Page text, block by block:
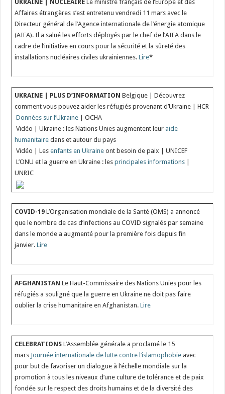
UKRAINE | NUCLEAIRE Le ministre français de l’Europe et des
Affaires étrangères s’est entretenu vendredi 11 mars avec le
Directeur général de l’Agence internationale de l’énergie atomique
(AIEA). Il a salué les efforts déployés par le chef de l’AIEA dans le
cadre de l’initiative en cours pour la sécurité et la sûreté des
installations nucléaires civiles ukrainiennes.Lire*
UKRAINE | PLUS D’INFORMATION Belgique | Découvrez
comment vous pouvez aider les réfugiés provenant d’Ukraine | HCR
Données sur l’Ukraine | OCHA
Vidéo | Ukraine : les Nations Unies augmentent leur aide
humanitaire dans et autour du pays
Vidéo | Lesenfants en Ukraine ont besoin de paix | UNICEF
L’ONU et la guerre en Ukraine : lesprincipales informations
UNRIC
COVID-19 L’Organisation mondiale de la Santé (OMS) a annoncé
que le nombre de cas d’infections au COVID signalés par semaine
dans le monde a augmenté pour la première fois depuis fin
janvier.Lire
AFGHANISTAN Le Haut-Commissaire des Nations Unies pour les
réfugiés a souligné que la guerre en Ukraine ne doit pas faire
oublier la crise humanitaire en Afghanistan.Lire
CELEBRATIONS L’Assemblée générale a proclamé le 15
mars Journée internationale de lutte contre l’islamophobie avec
pour but de favoriser un dialogue à l’échelle mondiale sur la
promotion à tous les niveaux d’une culture de tolérance et de paix
fondée sur le respect des droits humains et de la diversité des